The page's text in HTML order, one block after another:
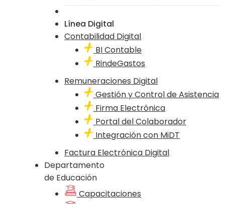
Línea Digital
Contabilidad Digital
BI Contable
RindeGastos
Remuneraciones Digital
Gestión y Control de Asistencia
Firma Electrónica
Portal del Colaborador
Integración con MiDT
Factura Electrónica Digital
Departamento
de Educación
Capacitaciones